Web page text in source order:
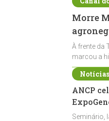
Morre
À frente da
marcou a
ANCP
Seminário,